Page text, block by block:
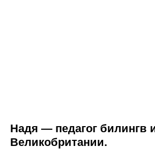
Надя — педагог билингв
Великобритании.